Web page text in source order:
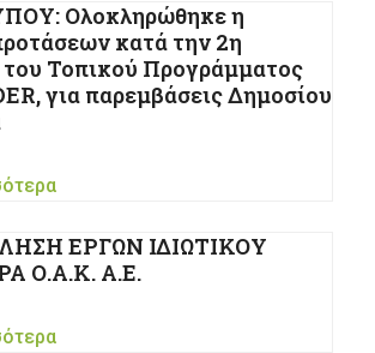
Ολοκληρώθηκε η
κατά την 2η
Τοπικού Προγράμματος
για παρεμβάσεις Δημοσίου
ΕΡΓΩΝ ΙΔΙΩΤΙΚΟΥ
Ο.Α.Κ. Α.Ε.